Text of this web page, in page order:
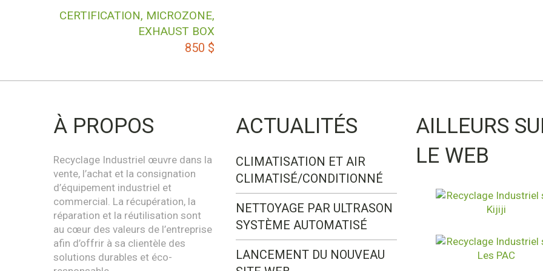
CERTIFICATION, MICROZONE,
EXHAUST BOX
850 $
À PROPOS
Recyclage Industriel œuvre dans la
vente, l’achat et la consignation
d’équipement industriel et
commercial. La récupération, la
réparation et la réutilisation sont
au cœur des valeurs de l’entreprise
afin d’offrir à sa clientèle des
solutions durables et éco-
ACTUALITÉS
CLIMATISATION ET AIR
CLIMATISÉ/CONDITIONNÉ
NETTOYAGE PAR ULTRASON
SYSTÈME AUTOMATISÉ
LANCEMENT DU NOUVEAU
AILLEURS
LE WEB